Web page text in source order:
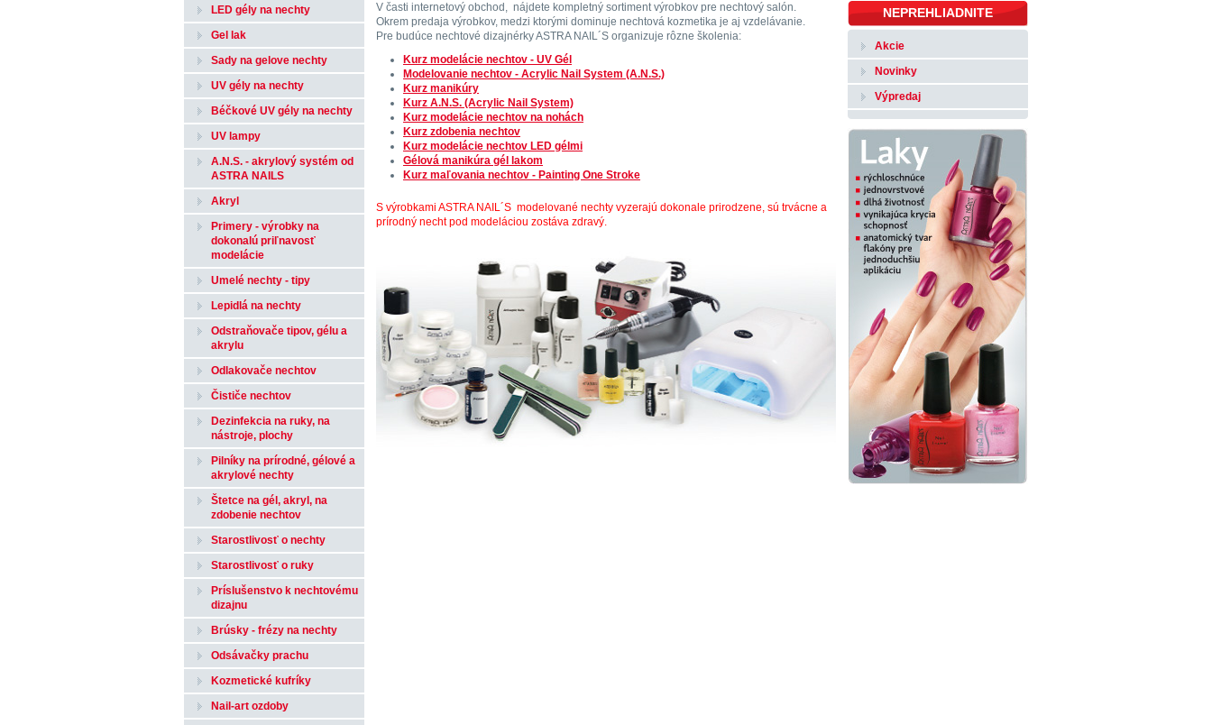
V časti internetový obchod, nájdete kompletný sortiment výrobkov pre nechtový salón.
Okrem predaja výrobkov, medzi ktorými dominuje nechtová kozmetika je aj vzdelávanie.
Pre budúce nechtové dizajnérky ASTRA NAIL´S organizuje rôzne školenia:
Kurz modelácie nechtov - UV Gél
Modelovanie nechtov - Acrylic Nail System (A.N.S.)
Kurz manikúry
Kurz A.N.S. (Acrylic Nail System)
Kurz modelácie nechtov na nohách
Kurz zdobenia nechtov
Kurz modelácie nechtov LED gélmi
Gélová manikúra gél lakom
Kurz maľovania nechtov - Painting One Stroke
S výrobkami ASTRA NAIL´S modelované nechty vyzerajú dokonale prirodzene, sú trvácne a
prírodný necht pod modeláciou zostáva zdravý.
LED gély na nechty
Gel lak
Sady na gelove nechty
UV gély na nechty
Béčkové UV gély na nechty
UV lampy
A.N.S. - akrylový systém od
ASTRA NAILS
Akryl
Primery - výrobky na
dokonalú priľnavosť
modelácie
Umelé nechty - tipy
Lepidlá na nechty
Odstraňovače tipov, gélu a
akrylu
Odlakovače nechtov
Čističe nechtov
Dezinfekcia na ruky, na
nástroje, plochy
Pilníky na prírodné, gélové a
akrylové nechty
Štetce na gél, akryl, na
zdobenie nechtov
Starostlivosť o nechty
Starostlivosť o ruky
Príslušenstvo k nechtovému
dizajnu
Brúsky - frézy na nechty
Odsávačky prachu
Kozmetické kufríky
Nail-art ozdoby
NEPREHLIADNITE
Akcie
Novinky
Výpredaj